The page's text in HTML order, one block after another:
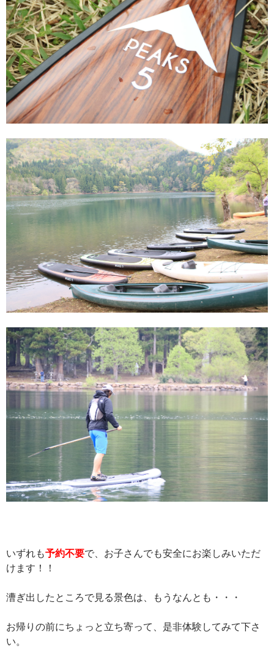
いずれも予約不要で、お子さんでも安全にお楽しみいただ
けます！！
漕ぎ出したところで見る景色は、もうなんとも・・・
お帰りの前にちょっと立ち寄って、是非体験してみて下さ
い。